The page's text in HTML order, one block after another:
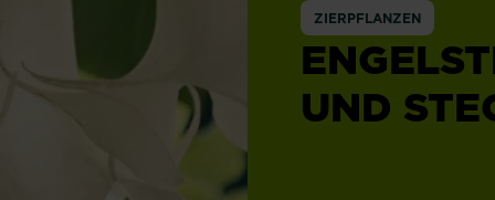
ZIERPFLANZEN
UND